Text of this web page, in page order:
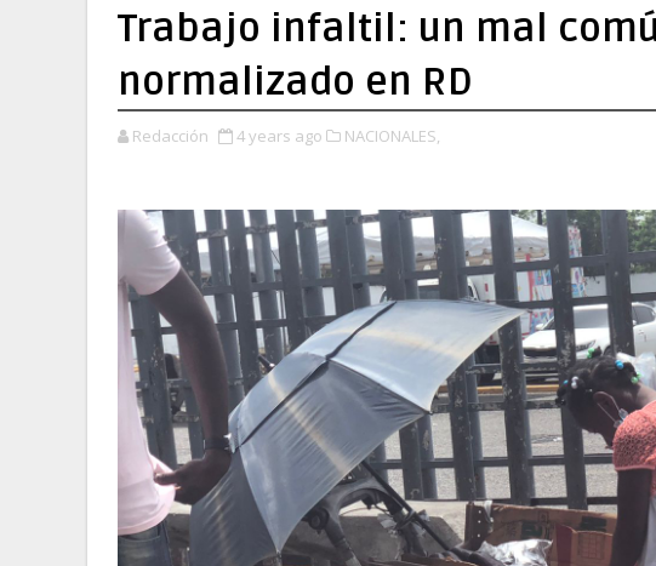
Trabajo infaltil: un mal
normalizado en RD
Redacción 4 years ago NACIONALES,